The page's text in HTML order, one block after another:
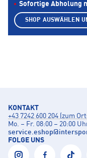
Sofortige Abholung
KONTAKT
+43 7242 600 204 (zum
Mo. – Fr. 08:00 – 20:00
service.eshop@
FOLGE UNS